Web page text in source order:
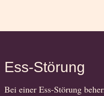
Ess-Störung
Bei einer Ess-Störung